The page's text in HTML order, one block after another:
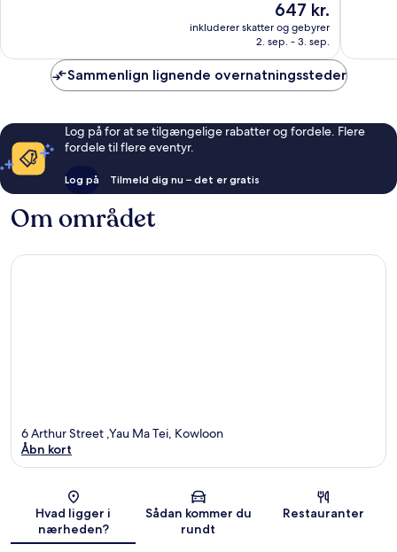
Prisen
647 kr.
647 kr.
inkluderer skatter og gebyrer
2. sep. - 3. sep.
Sammenlign lignende overnatningssteder
Log på for at se tilgængelige rabatter og fordele. Flere
fordele til flere eventyr.
Log på Tilmeld dig nu – det er gratis
Om området
Kort
6 Arthur Street ,Yau Ma Tei, Kowloon
Åbn kort
Hvad ligger i
nærheden?
Sådan kommer du
rundt
Restauranter